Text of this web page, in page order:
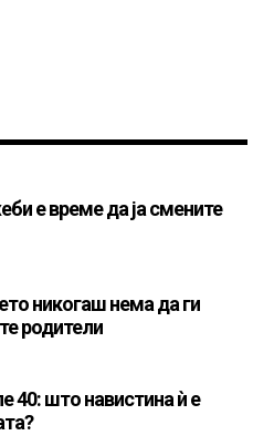
е време да ја смените
никогаш нема да ги
родители
40: што навистина ѝ е